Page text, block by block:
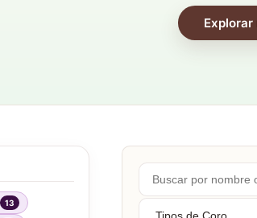
13
Buscar
por
nombre...
Tipos